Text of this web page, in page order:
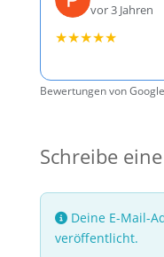
vor 3 Jahren
★★★★★
Bewertungen von Google
Schreibe
Deine E-Mail-
veröffentlicht.